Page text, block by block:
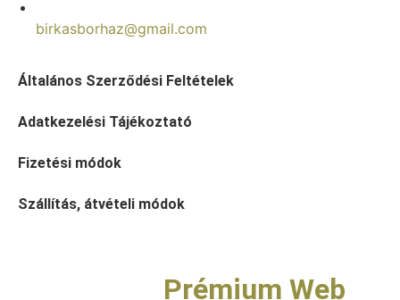
birkasborhaz@gmail.com
Általános Szerződési Feltételek
Adatkezelési Tájékoztató
Fizetési módok
Szállítás, átvételi módok
Prémium Web